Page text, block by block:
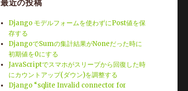
Django モデルフォームを使わずにPost値を保
存する
DjangoでSumの集計結果がNoneだった時に
初期値を0にする
JavaScriptでスマホがスリープから回復した時
にカウントアップ(ダウン)を調整する
Django “sqlite Invalid connector for